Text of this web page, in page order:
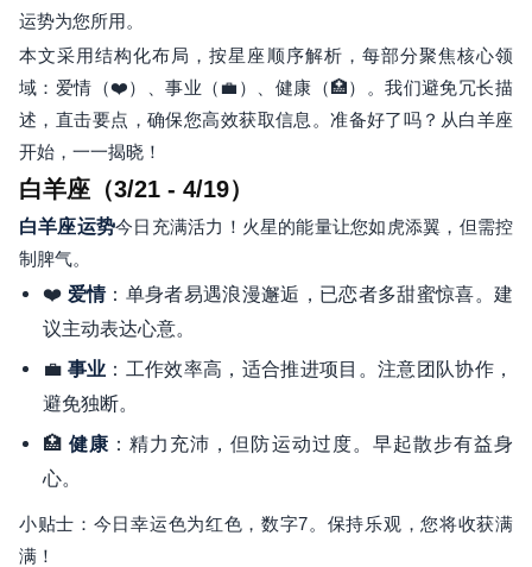
运势为您所用。
本文采用结构化布局，按星座顺序解析，每部分聚焦核心领
域：爱情（❤️）、事业（💼）、健康（🏥）。我们避免冗长描
述，直击要点，确保您高效获取信息。准备好了吗？从白羊座
开始，一一揭晓！
白羊座（3/21 - 4/19）
白羊座运势今日充满活力！火星的能量让您如虎添翼，但需控
制脾气。
❤️ 爱情：单身者易遇浪漫邂逅，已恋者多甜蜜惊喜。建
议主动表达心意。
💼 事业 ：工作效率高，适合推进项目。注意团队协作，
避免独断。
🏥健康 ：精力充沛，但防运动过度。早起散步有益身
心。
小贴士：今日幸运色为红色，数字7。保持乐观，您将收获满
满！